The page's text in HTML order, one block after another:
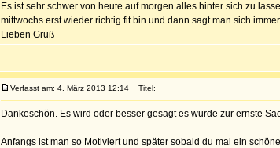
Es ist sehr schwer von heute auf morgen alles hinter sich zu
mittwochs erst wieder richtig fit bin und dann sagt man sich
Lieben Gruß
Verfasst am: 4. März 2013 12:14 Titel:
Dankeschön. Es wird oder besser gesagt es wurde zur ernste
Anfangs ist man so Motiviert und später sobald du mal ein